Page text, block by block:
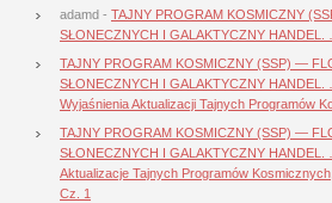
adamd - TAJNY PROGRAM KOSMICZNY
SŁONECZNYCH I GALAKTYCZNY HANDEL.
TAJNY PROGRAM KOSMICZNY (SSP) —
SŁONECZNYCH I GALAKTYCZNY HANDEL.
Wyjaśnienia Aktualizacji Tajnych Programów
TAJNY PROGRAM KOSMICZNY (SSP) —
SŁONECZNYCH I GALAKTYCZNY HANDEL.
Aktualizacje Tajnych Programów
Cz. 1